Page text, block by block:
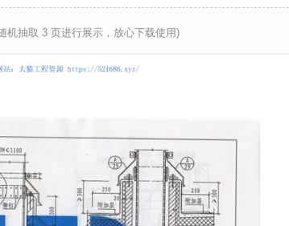
机抽取 3 页进行展示，放心下载使用)